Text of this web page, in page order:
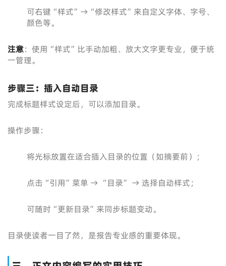
可右键“样式”→“修改样式”来自定义字体、字号、
颜色等。
注意：使用“样式”比手动加粗、放大文字更专业，便于统
一管理。
步骤三：插入自动目录
完成标题样式设定后，可以添加目录。
操作步骤：
将光标放置在适合插入目录的位置（如摘要前）；
点击“引用”菜单 → “目录” → 选择自动样式；
可随时“更新目录”来同步标题变动。
目录使读者一目了然，是报告专业感的重要体现。